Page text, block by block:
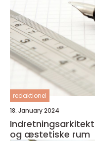
redaktionel
18. January 2024
og æstetiske rum